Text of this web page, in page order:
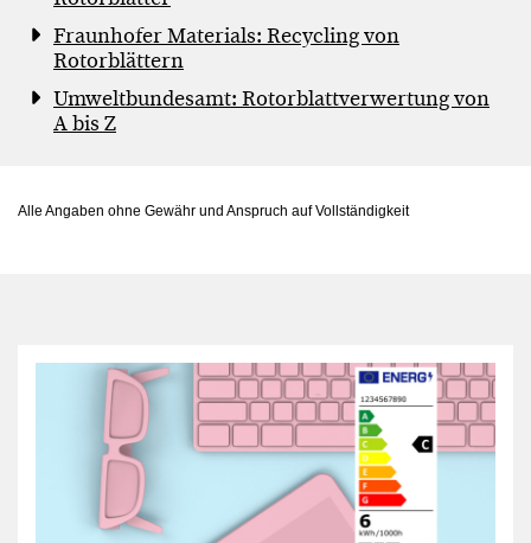
Fraunhofer Materials: Recycling von
Rotorblättern
Umweltbundesamt: Rotorblattverwertung von
A bis Z
Alle Angaben ohne Gewähr und Anspruch auf Vollständigkeit